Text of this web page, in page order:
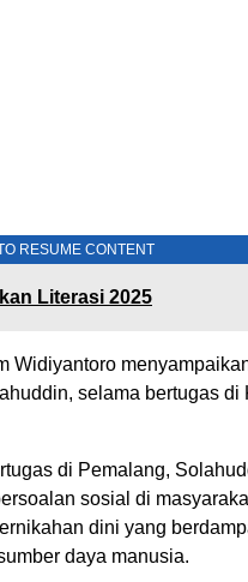
RESUME CONTENT
Literasi 2025
Widiyantoro
selama bertugas di
di Pemalang,
sosial di
dini yang
daya manusia.